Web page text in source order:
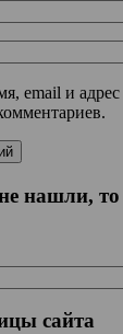
email и адрес
нашли, то
сайта